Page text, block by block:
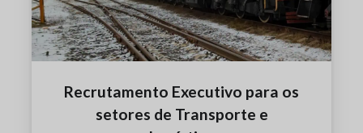
Recrutamento Executivo para os
setores de Transporte e